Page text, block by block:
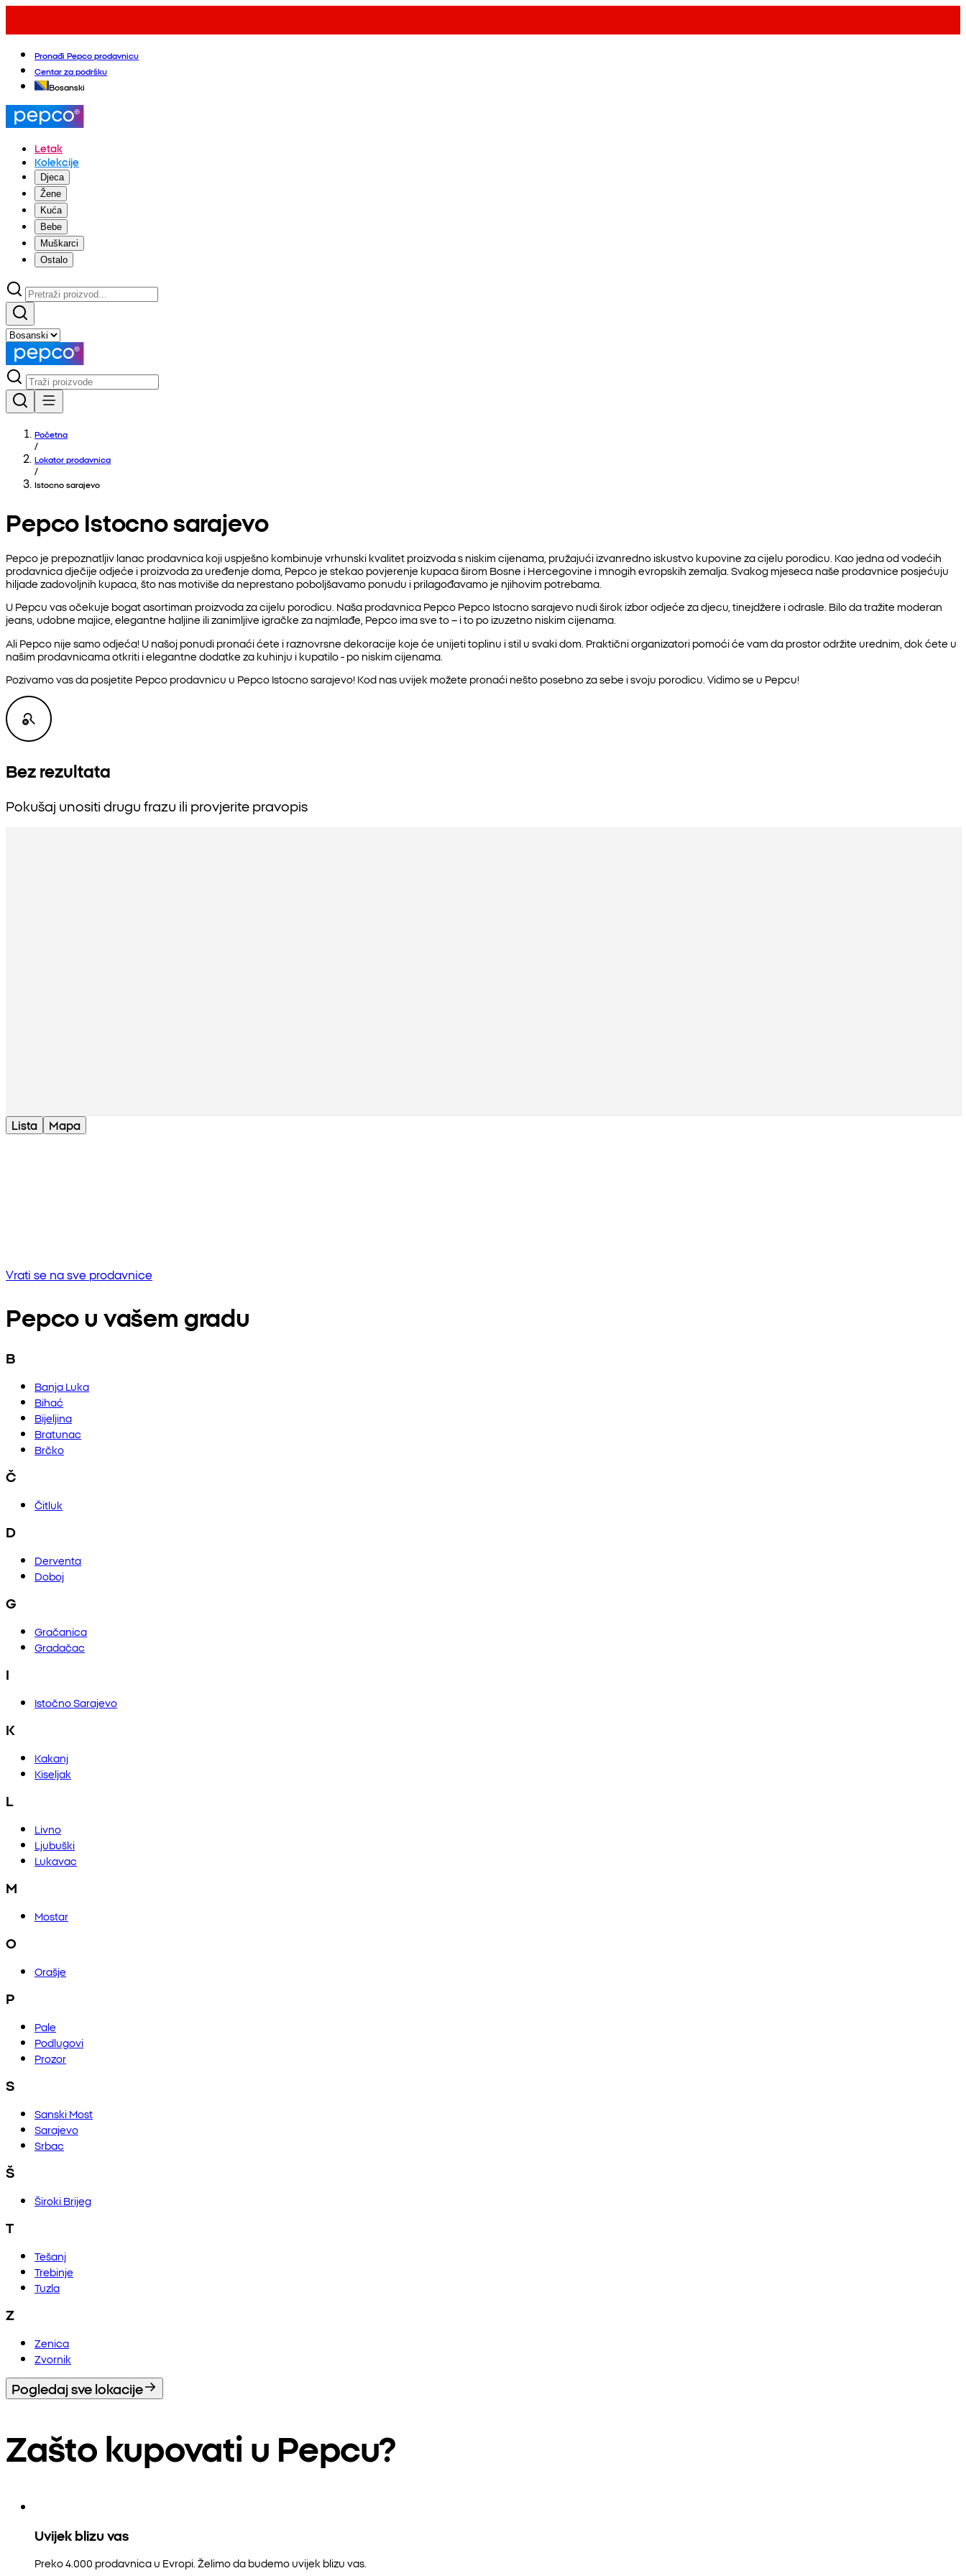
Pronađi Pepco prodavnicu
Centar za podršku
Bosanski
Letak
Kolekcije
Djeca
Žene
Kuća
Bebe
Muškarci
Ostalo
Početna
/
Lokator prodavnica
/
Istocno sarajevo
Pepco Istocno sarajevo
Pepco je prepoznatljiv lanac prodavnica koji uspješno kombinuje vrhunski kvalitet proizvoda s niskim cijenama, pružajući izvanredno iskustvo kupovine za cijelu porodicu. Kao jedna od vodećih
prodavnica dječije odjeće i proizvoda za uređenje doma, Pepco je stekao povjerenje kupaca širom Bosne i Hercegovine i mnogih evropskih zemalja. Svakog mjeseca naše prodavnice posjećuju
hiljade zadovoljnih kupaca, što nas motiviše da neprestano poboljšavamo ponudu i prilagođavamo je njihovim potrebama.
U Pepcu vas očekuje bogat asortiman proizvoda za cijelu porodicu. Naša prodavnica Pepco Pepco Istocno sarajevo nudi širok izbor odjeće za djecu, tinejdžere i odrasle. Bilo da tražite moderan
jeans, udobne majice, elegantne haljine ili zanimljive igračke za najmlađe, Pepco ima sve to – i to po izuzetno niskim cijenama.
Ali Pepco nije samo odjeća! U našoj ponudi pronaći ćete i raznovrsne dekoracije koje će unijeti toplinu i stil u svaki dom. Praktični organizatori pomoći će vam da prostor održite urednim, dok ćete u
našim prodavnicama otkriti i elegantne dodatke za kuhinju i kupatilo - po niskim cijenama.
Pozivamo vas da posjetite Pepco prodavnicu u Pepco Istocno sarajevo! Kod nas uvijek možete pronaći nešto posebno za sebe i svoju porodicu. Vidimo se u Pepcu!
Bez rezultata
Pokušaj unositi drugu frazu ili provjerite pravopis
Lista Mapa
Vrati se na sve prodavnice
Pepco u vašem gradu
B
Banja Luka
Bihać
Bijeljina
Bratunac
Brčko
Č
Čitluk
D
Derventa
Doboj
G
Gračanica
Gradačac
I
Istočno Sarajevo
K
Kakanj
Kiseljak
L
Livno
Ljubuški
Lukavac
M
Mostar
O
Orašje
P
Pale
Podlugovi
Prozor
S
Sanski Most
Sarajevo
Srbac
Š
Široki Brijeg
T
Tešanj
Trebinje
Tuzla
Z
Zenica
Zvornik
Pogledaj sve lokacije
Zašto kupovati u Pepcu?
Uvijek blizu vas
Preko 4.000 prodavnica u Evropi. Želimo da budemo uvijek blizu vas.